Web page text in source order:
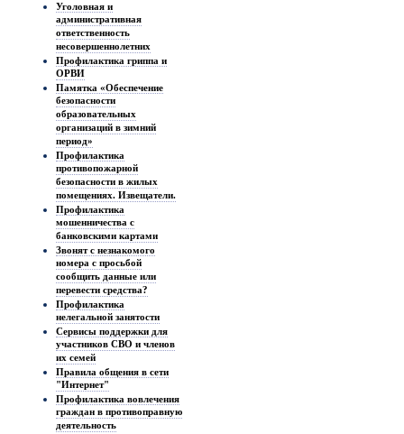
Уголовная и
административная
ответственность
несовершеннолетних
Профилактика гриппа и
ОРВИ
Памятка «Обеспечение
безопасности
образовательных
организаций в зимний
период»
Профилактика
противопожарной
безопасности в жилых
помещениях. Извещатели.
Профилактика
мошенничества с
банковскими картами
Звонят с незнакомого
номера с просьбой
сообщить данные или
перевести средства?
Профилактика
нелегальной занятости
Сервисы поддержки для
участников СВО и членов
их семей
Правила общения в сети
"Интернет"
Профилактика вовлечения
граждан в противоправную
деятельность